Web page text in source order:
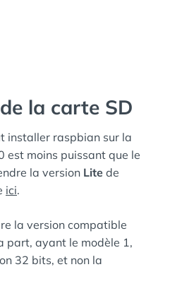
la carte SD
installer raspbian sur la
est moins puissant que le
la version Lite de
ici.
la version compatible
part, ayant le modèle 1,
32 bits, et non la